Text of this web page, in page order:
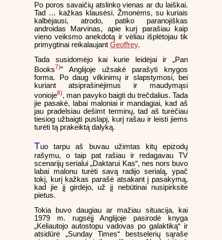
Po poros savaičių atslinko vienas ar du laiškai.
Tad … kažkas klausėsi. Žmonėms, su kuriais
kalbėjausi, atrodo, patiko paranojiškas
androidas Marvinas, apie kurį parašiau kaip
vieno veiksmo anekdotą ir vėliau išplėtojau tik
primygtinai reikalaujant Geoffrey.
Tada susidomėjo kai kurie leidėjai ir „Pan
Books7)” Anglijoje užsakė parašyti knygos
forma. Po daug vilkinimų ir slapstymosi, bei
kuriant atsiprašinėjimus ir maudymąsi
vonioje8), man pavyko baigti du trečdalius. Tada
jie pasakė, labai maloniai ir mandagiai, kad aš
jau pradelsiau dešimt terminų, tad aš turėčiau
tiesiog užbaigti puslapį, kurį rašau ir leisti jiems
turėti tą prakeiktą dalyką.
Tuo tarpu aš buvau užimtas kitų epizodų
rašymu, o taip pat rašiau ir redagavau TV
scenarijų serialui „Daktarui Kas“, nes nors buvo
labai malonu turėti savą radijo serialą, ypač
tokį, kurį kažkas parašė atsakant į pasakymą,
kad jie jį girdėjo, už jį nebūtinai nusipirksite
pietus.
Tokia buvo daugiau ar mažiau situacija, kai
1979 m. rugsėjį Anglijoje pasirodė knyga
„Keliautojo autostopu vadovas po galaktiką“ ir
atsidūrė „Sunday Times“ bestselerių sąraše